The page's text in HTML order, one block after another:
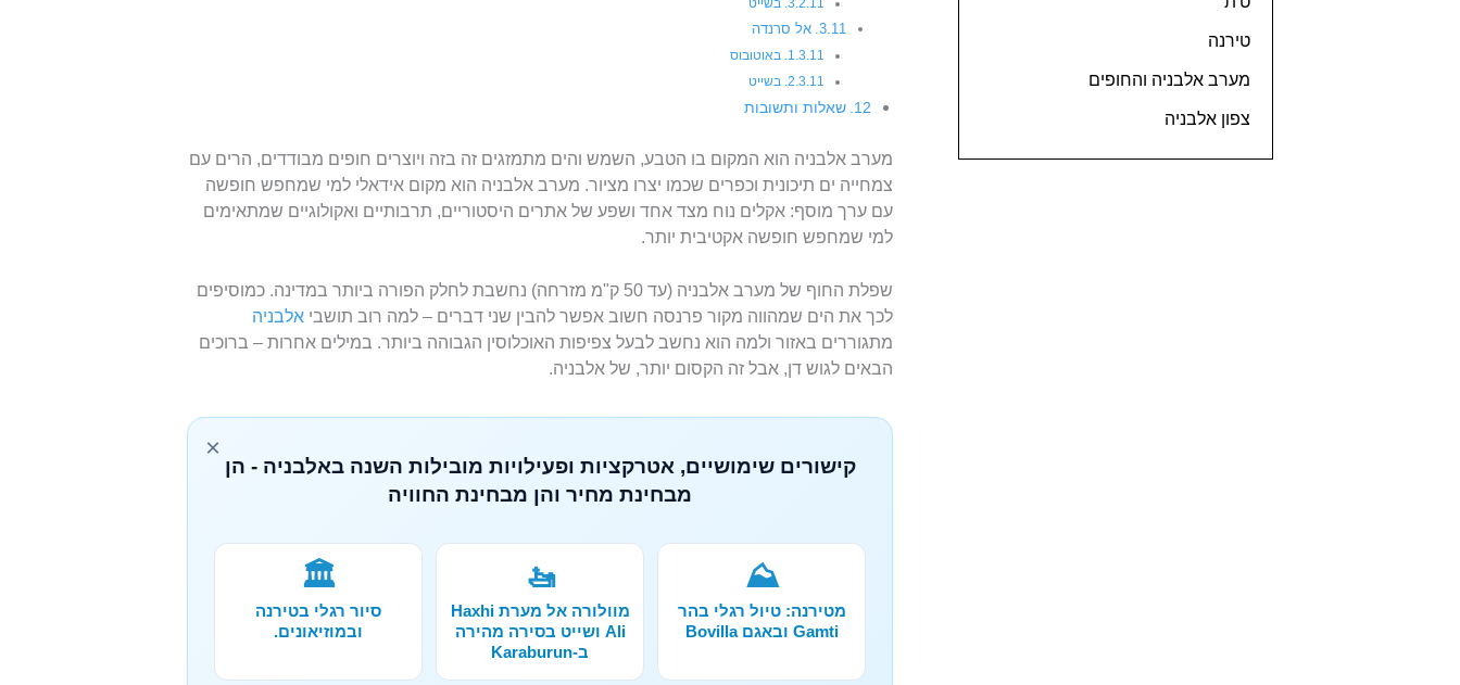
טירנה
מערב אלבניה והחופים
צפון אלבניה
אל סרנדה
באוטובוס
בשייט
שאלות ותשובות
מערב אלבניה הוא המקום בו הטבע, השמש והים מתמזגים זה בזה ויוצרים חופים מבודדים, הרים עם
צמחייה ים תיכונית וכפרים שכמו יצרו מציור. מערב אלבניה הוא מקום אידאלי למי שמחפש חופשה
עם ערך מוסף: אקלים נוח מצד אחד ושפע של אתרים היסטוריים, תרבותיים ואקולוגיים שמתאימים
למי שמחפש חופשה אקטיבית יותר.
שפלת החוף של מערב אלבניה (עד 50 ק"מ מזרחה) נחשבת לחלק הפורה ביותר במדינה. כמוסיפים
לכך את הים שמהווה מקור פרנסה חשוב אפשר להבין שני דברים – למה רוב תושבי אלבניה
מתגוררים באזור ולמה הוא נחשב לבעל צפיפות האוכלוסין הגבוהה ביותר. במילים אחרות – ברוכים
הבאים לגוש דן, אבל זה הקסום יותר, של אלבניה.
×
קישורים שימושיים, אטרקציות ופעילויות מובילות השנה באלבניה - הן
מבחינת מחיר והן מבחינת החוויה
⛰️
מטירנה: טיול רגלי בהר
Gamti ובאגם Bovilla
🚤
מוולורה אל מערת Haxhi
Ali ושייט בסירה מהירה
ב-Karaburun
🏛️
סיור רגלי בטירנה
ובמוזיאונים.